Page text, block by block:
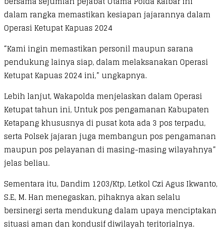
dalam rangka memastikan kesiapan jajarannya dalam
Operasi Ketupat Kapuas 2024
“Kami ingin memastikan personil maupun sarana
pendukung lainya siap, dalam melaksanakan Operasi
Ketupat Kapuas 2024 ini,” ungkapnya.
Lebih lanjut, Wakapolda menjelaskan dalam Operasi
Ketupat tahun ini, Untuk pos pengamanan Kabupaten
Ketapang khususnya di pusat kota ada 3 pos terpadu,
serta Polsek jajaran juga membangun pos pengamanan
maupun pos pelayanan di masing-masing wilayahnya”
jelas beliau.
Sementara itu, Dandim 1203/Ktp, Letkol Czi Agus Ikwanto,
S.E, M. Han menegaskan, pihaknya akan selalu
bersinergi serta mendukung dalam upaya menciptakan
situasi aman dan kondusif diwilayah teritorialnya.